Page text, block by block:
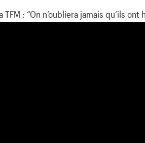
TFM : “On n’oubliera jamais qu’ils